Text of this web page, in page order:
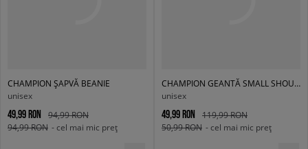
CHAMPION ȘAPVĂ BEANIE
unisex
49,99 RON
94,99 RON
94,99 RON - cel mai mic preț
CHAMPION GEANTĂ SMALL SHOULDER BAG
unisex
49,99 RON
119,99 RON
50,99 RON - cel mai mic preț